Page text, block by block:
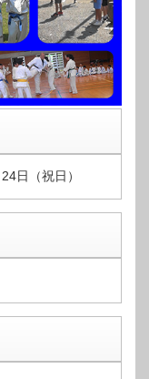
日（祝日）